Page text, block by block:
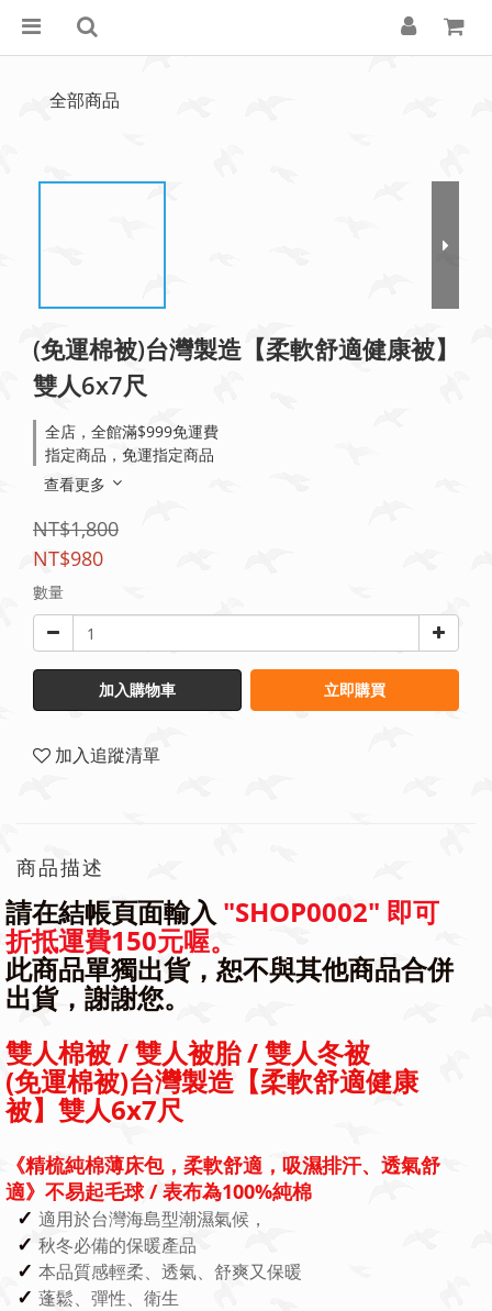
全部商品
(免運棉被)台灣製造【柔軟舒適健康被】
雙人6x7尺
全店，全館滿$999免運費
指定商品，免運指定商品
查看更多
NT$1,800
NT$980
數量
加入購物車 立即購買
加入追蹤清單
商品描述
請在結帳頁面輸入 "SHOP0002" 即可
折抵運費150元喔。
此商品單獨出貨，恕不與其他商品合併
出貨，謝謝您。
雙人棉被 / 雙人被胎 / 雙人冬被
(免運棉被)台灣製造【柔軟舒適健康
被】雙人6x7尺
《精梳純棉薄床包，柔軟舒適，吸濕排汗、透氣舒
適》不易起毛球 / 表布為100%純棉
✓ 適用於台灣海島型潮濕氣候，
✓ 秋冬必備的保暖產品
✓ 本品質感輕柔、透氣、舒爽又保暖
✓ 蓬鬆、彈性、衛生